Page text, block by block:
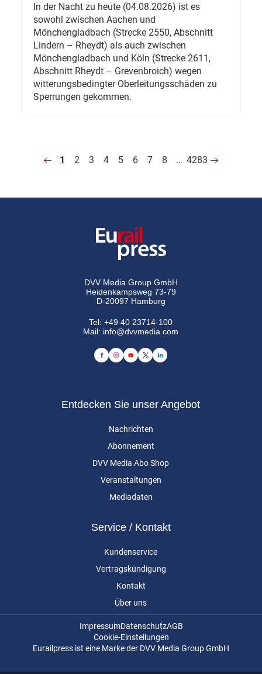
In der Nacht zu heute (04.08.2026) ist es
sowohl zwischen Aachen und
Mönchengladbach (Strecke 2550, Abschnitt
Lindern – Rheydt) als auch zwischen
Mönchengladbach und Köln (Strecke 2611,
Abschnitt Rheydt – Grevenbroich) wegen
witterungsbedingter Oberleitungsschäden zu
Sperrungen gekommen.
1 2 3 4 5 6 7 8 … 4283
DVV Media Group GmbH
Heidenkampsweg 73-79
D-20097 Hamburg
Tel:+49 40 23714-100
Mail: info@dvvmedia.com
Entdecken Sie unser Angebot
Nachrichten
Abonnement
DVV Media Abo Shop
Veranstaltungen
Mediadaten
Service / Kontakt
Kundenservice
Vertragskündigung
Kontakt
Über uns
ImpressumDatenschutzAGB
Cookie-Einstellungen
Eurailpress ist eine Marke der DVV Media Group GmbH